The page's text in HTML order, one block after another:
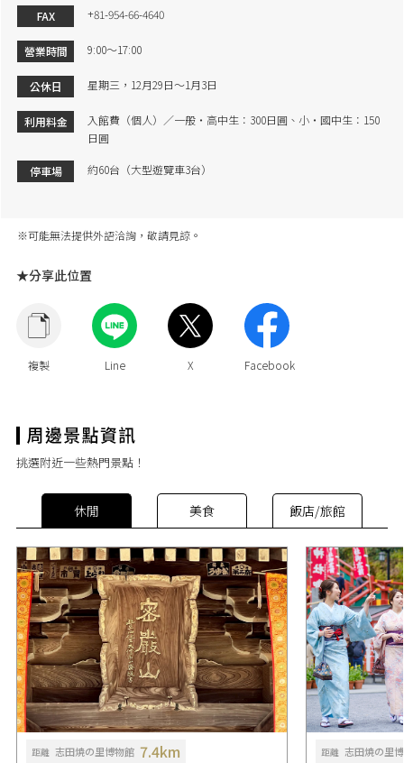
FAX +81-954-66-4640
營業時間 9:00～17:00
公休日 星期三，12月29日～1月3日
利用料金
入館費（個人）／一般・高中生：300日圓、小・國中生：150
日圓
停車場 約60台（大型遊覽車3台）
※可能無法提供外語洽詢，敬請見諒。
★分享此位置
挑選附近一些熱門景點！
休閒 美食 飯店/旅館
距離 志田焼の里博物館 7.4km 距離 志田焼の里